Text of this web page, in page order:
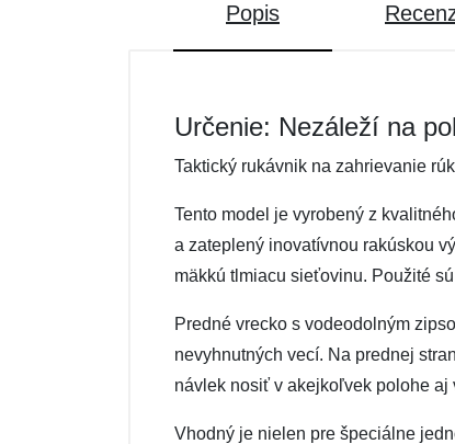
Popis
Určenie: Nezáleží na
Taktický rukávnik na zahrievanie
Tento model je vyrobený z
a zateplený inovatívnou rakúskou
mäkkú tlmiacu sieťovinu. Použité
Predné vrecko s vodeodolným
nevyhnutných vecí. Na prednej
návlek nosiť v akejkoľvek polohe aj
Vhodný je nielen pre špeciálne